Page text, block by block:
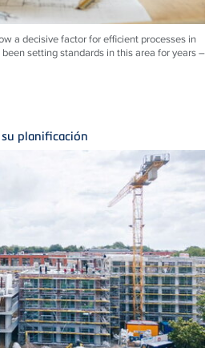
a decisive factor for efficient processes in
setting standards in this area for years –
planificación